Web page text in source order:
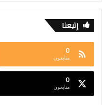
إتبعنا
0
متابعون
0
متابعون